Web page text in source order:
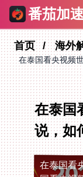
番茄加
首页 海外
在泰国看央视频
在泰国
说，如
在泰国看